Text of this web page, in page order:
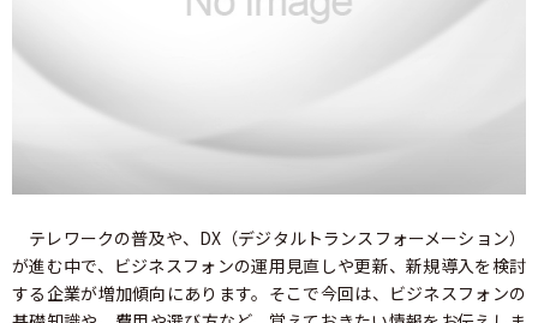
テレワークの普及や、DX（デジタルトランスフォーメーション）
が進む中で、ビジネスフォンの運用見直しや更新、新規導入を検討
する企業が増加傾向にあります。そこで今回は、ビジネスフォンの